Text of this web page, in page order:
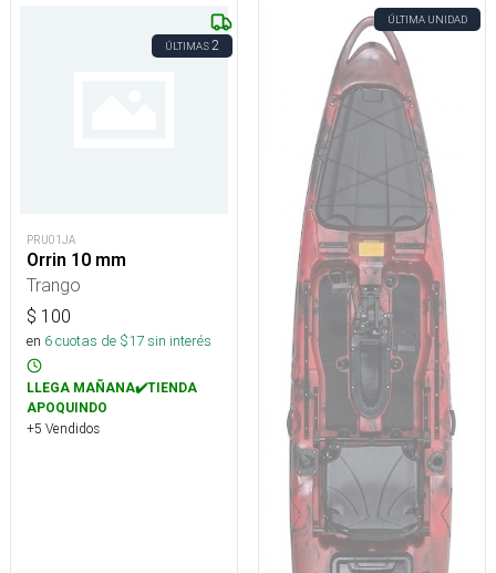
ÚLTIMAS2
PRU01JA
Orrin 10 mm
Trango
$ 100
en 6cuotas de $17sin interés
LLEGA MAÑANA✔️TIENDA
APOQUINDO
+5 Vendidos
ÚLTIMA UNIDAD